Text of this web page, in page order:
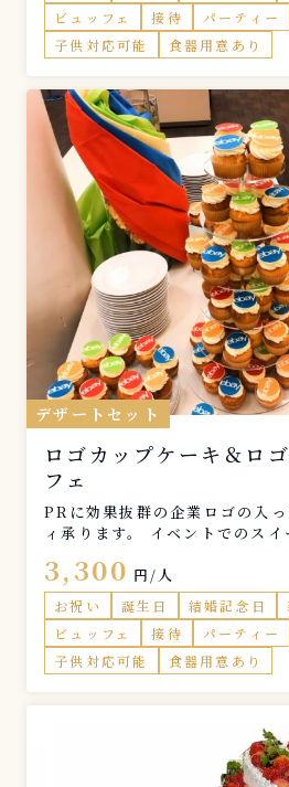
ビュッフェ
接待 パーティー
子供対応可能
食器用意あり
デザートセット
ロゴカップケーキ＆ロ
フェ
PRに効果抜群の企業ロゴの入
ィ承ります。 イベントでのス
3,300 円/人
お祝い 誕生日 結婚記念日
ビュッフェ
接待 パーティー
子供対応可能
食器用意あり